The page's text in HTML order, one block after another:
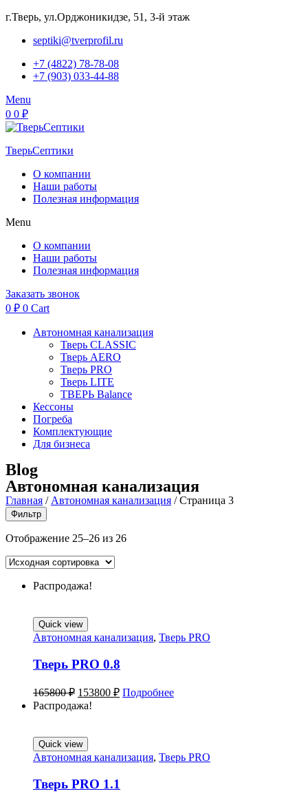
г.Тверь, ул.Орджоникидзе, 51, 3-й этаж
septiki@tverprofil.ru
+7 (4822) 78-78-08
+7 (903) 033-44-88
Menu
0 0 ₽
ТверьСептики
О компании
Наши работы
Полезная информация
Menu
О компании
Наши работы
Полезная информация
Заказать звонок
0 ₽ 0 Cart
Автономная канализация
Тверь CLASSIC
Тверь AERO
Тверь PRO
Тверь LITE
ТВЕРЬ Balance
Кессоны
Погреба
Комплектующие
Для бизнеса
Blog
Автономная канализация
Главная / Автономная канализация /Страница 3
Фильтр
Отображение 25–26 из 26
Распродажа!
Quick view
Автономная канализация, Тверь PRO
Тверь PRO 0.8
165800₽ 153800 ₽ Подробнее
Распродажа!
Quick view
Автономная канализация, Тверь PRO
Тверь PRO 1.1